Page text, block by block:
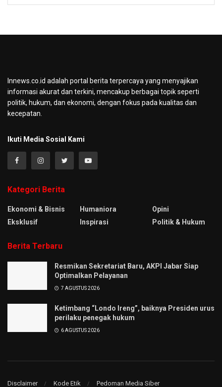
Innews.co.id adalah portal berita terpercaya yang menyajikan
informasi akurat dan terkini, mencakup berbagai topik seperti
politik, hukum, dan ekonomi, dengan fokus pada kualitas dan
kecepatan.
Ikuti Media Sosial Kami
Kategori Berita
Ekonomi & Bisnis
Eksklusif
Humaniora
Inspirasi
Opini
Politik & Hukum
Berita Terbaru
Resmikan Sekretariat Baru, AKPI Jabar Siap
Optimalkan Pelayanan
7 AGUSTUS 2026
Ketimbang “Londo Ireng”, baiknya Presiden urus
perilaku penegak hukum
6 AGUSTUS 2026
Disclaimer Kode Etik Pedoman Media Siber